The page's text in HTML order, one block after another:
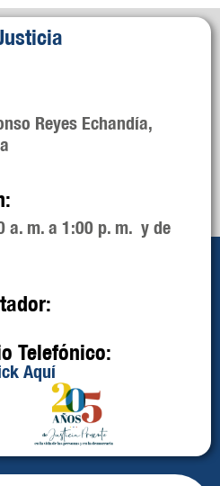
Reyes Echandía,
a. m. a 1:00 p. m. y de
Telefónico:
Aquí